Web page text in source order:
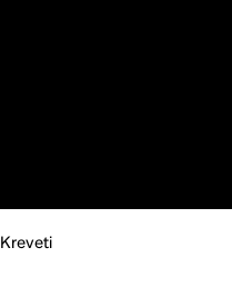
Kreveti